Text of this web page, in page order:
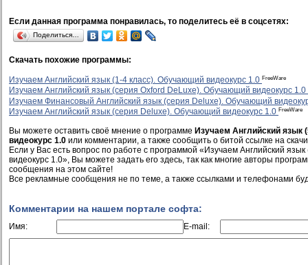
Если данная программа понравилась, то поделитесь её в соцсетях:
Поделиться…
Скачать похожие программы:
Изучаем Английский язык (1-4 класс). Обучающий видеокурс 1.0 FreeWare
Изучаем Английский язык (серия Oxford DeLuxe). Обучающий видеокурс 1.0
Изучаем Финансовый Английский язык (серия Deluxe). Обучающий
Изучаем Английский язык (серия Deluxe). Обучающий видеокурс 1.0 FreeWare
Вы можете оставить своё мнение о программе Изучаем Английский язык
видеокурс 1.0 или комментарии, а также сообщить о битой ссылке на
Если у Вас есть вопрос по работе с программой «Изучаем Английский
видеокурс 1.0», Вы можете задать его здесь, так как многие авторы
сообщения на этом сайте!
Все рекламные сообщения не по теме, а также ссылками и телефонами
Комментарии на нашем портале софта:
Имя: E-mail: